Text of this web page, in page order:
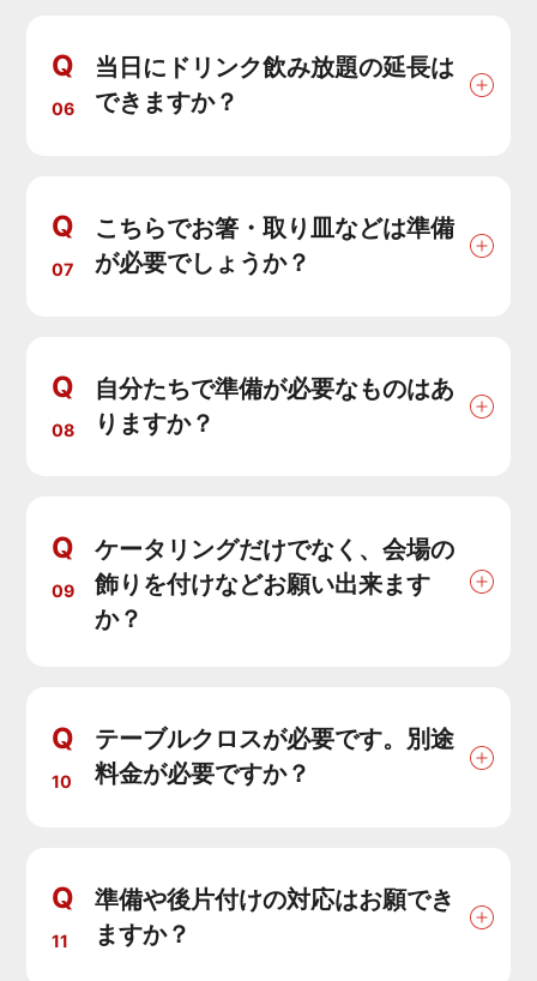
Q
06
当日にドリンク飲み放題の延長は
できますか？
Q
07
こちらでお箸・取り皿などは準備
が必要でしょうか？
Q
08
自分たちで準備が必要なものはあ
りますか？
Q
09
ケータリングだけでなく、会場の
飾りを付けなどお願い出来ます
か？
Q
10
テーブルクロスが必要です。別途
料金が必要ですか？
Q
11
準備や後片付けの対応はお願でき
ますか？